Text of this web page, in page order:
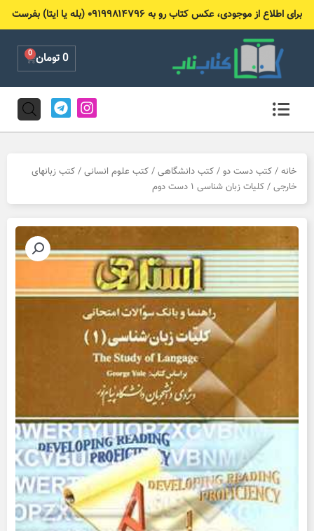
برای اطلاع از موجودی، عکس کتاب رو به ۰۹۱۹۹۸۱۴۷۹۶ (بله یا ایتا) بفرست
0تومان 0
Cart
I
n
s
g
a
T
e
l
r
m
خانه / کتب دست دو / کتب دانشگاهی / کتب علوم انسانی / کتب زبانهای
خارجی / کلیات زبان شناسی ۱ دست دوم